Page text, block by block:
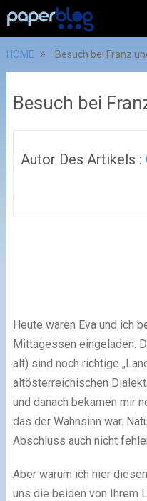
HOME Besuch bei Franz
Besuch bei
Autor Des Artikels :
Heute waren Eva und ich
Mittagessen eingeladen.
alt) sind noch richtige
altösterreichischen
und danach bekamen mir
das der Wahnsinn war.
Abschluss auch nicht
Aber warum ich hier
uns die beiden von Ihrem